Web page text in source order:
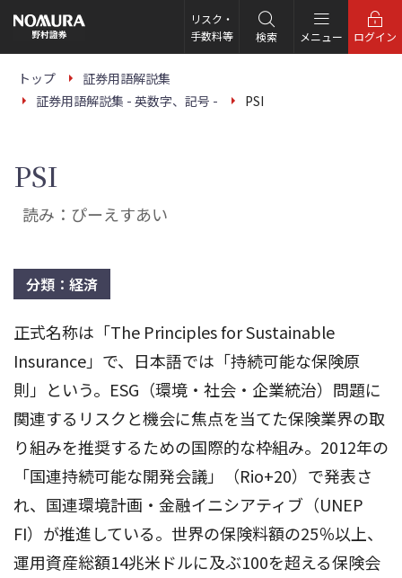
の
ー
リスク・
手数料等
検索 メニュー ログイン
トップ
証券用語解説集
証券用語解説集 - 英数字、記号 -
PSI
PSI
読み：ぴーえすあい
分類：経済
正式名称は「The Principles for Sustainable
Insurance」で、日本語では「持続可能な保険原
則」という。ESG（環境・社会・企業統治）問題に
関連するリスクと機会に焦点を当てた保険業界の取
り組みを推奨するための国際的な枠組み。2012年の
「国連持続可能な開発会議」（Rio+20）で発表さ
れ、国連環境計画・金融イニシアティブ（UNEP
FI）が推進している。世界の保険料額の25％以上、
運用資産総額14兆米ドルに及ぶ100を超える保険会